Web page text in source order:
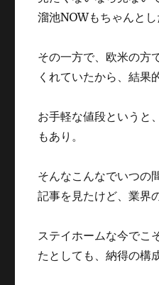
溜池NOWもちゃんと
その一方で、欧米の方
くれていたから、結果
お手軽な値段というと
もあり。
そんなこんなでいつの
記事を見たけど、業界
ステイホームな今でこ
たとしても、納得の構